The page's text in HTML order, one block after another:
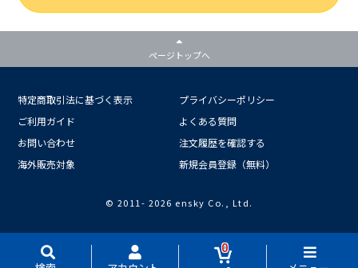
0
ページトップへ
特定商取引法に基づく表示
プライバシーポリシー
ご利用ガイド
よくある質問
お問い合わせ
注文履歴を確認する
海外販売対象
新規会員登録（無料）
© 2011- 2026 ensky Co., Ltd.